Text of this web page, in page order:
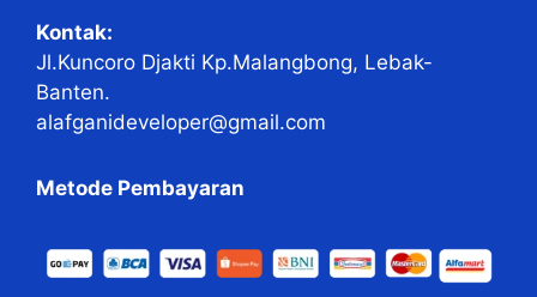
Kontak:
Jl.Kuncoro Djakti Kp.Malangbong, Lebak-
Banten.
alafganideveloper@gmail.com
Metode Pembayaran